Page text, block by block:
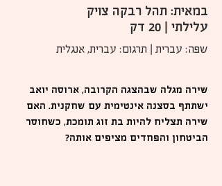
במאית: תהל רבקה צויק
עלילתי | 20 דק
שפה: עברית | תרגום: עברית, אנגלית
שירה מגלה שבהצגה הקרובה, ארוסה יואב
ישתתף בסצנה אינטימית עם שחקנית. האם
שירה תצליח להיות בת זוג תומכת, כשחוסר
הביטחון והפחדים מציפים אותה?